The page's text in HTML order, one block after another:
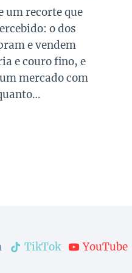
um recorte que
o dos
e vendem
e couro fino, e
mercado com
TikTok YouTube